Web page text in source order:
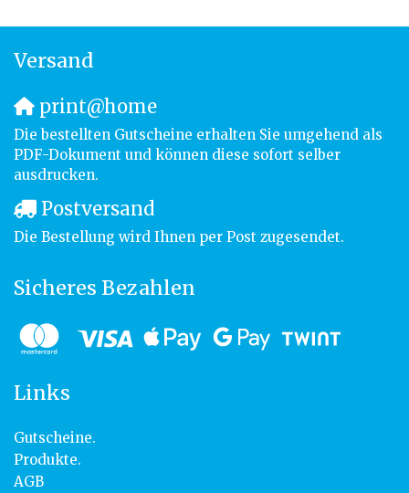
Versand
print@home
Die bestellten Gutscheine erhalten Sie umgehend als
PDF-Dokument und können diese sofort selber
ausdrucken.
Postversand
Die Bestellung wird Ihnen per Post zugesendet.
Sicheres Bezahlen
Links
Gutscheine.
Produkte.
AGB